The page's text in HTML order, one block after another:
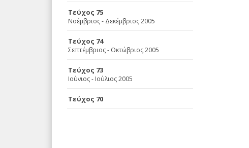
Τεύχος 75
Νοέμβριος - Δεκέμβριος 2005
Τεύχος 74
Σεπτέμβριος - Οκτώβριος 2005
Τεύχος 73
Ιούνιος - Ιούλιος 2005
Τεύχος 70